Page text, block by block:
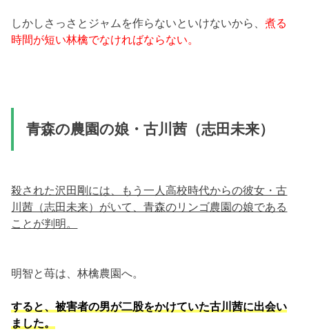
しかしさっさとジャムを作らないといけないから、煮る
時間が短い林檎でなければならない。
青森の農園の娘・古川茜（志田未来）
殺された沢田剛には、もう一人高校時代からの彼女・古
川茜（志田未来）がいて、青森のリンゴ農園の娘である
ことが判明。
明智と苺は、林檎農園へ。
すると、被害者の男が二股をかけていた古川茜に出会い
ました。